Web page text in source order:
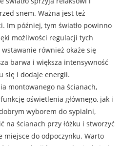
snem. Ważna jest też
Im później, tym światło powinno
możliwości regulacji tych
również okaże się
barwa i większa intensywność
się i dodaje energii.
montowanego na ścianach,
oświetlenia głównego, jak i
wyborem do sypialni,
na ścianach przy łóżku i stworzyć
do odpoczynku. Warto